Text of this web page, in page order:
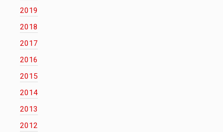
2019
2018
2017
2016
2015
2014
2013
2012